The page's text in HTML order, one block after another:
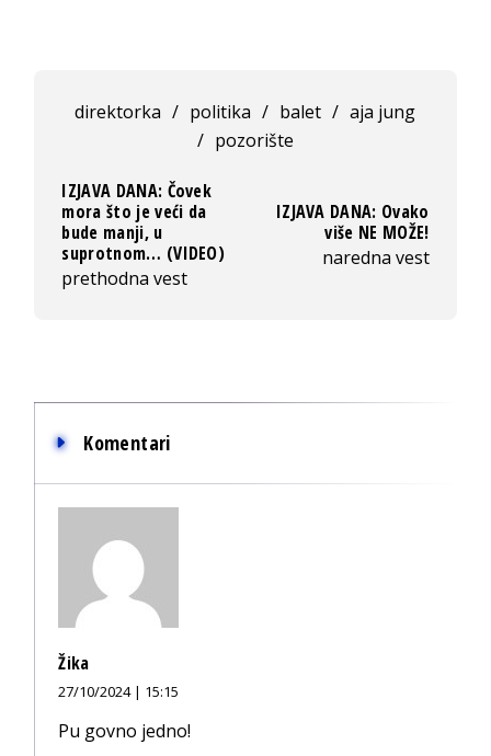
direktorka / politika / balet / aja jung
/ pozorište
IZJAVA DANA: Čovek
mora što je veći da
bude manji, u
suprotnom… (VIDEO)
prethodna vest
IZJAVA DANA: Ovako
više NE MOŽE!
naredna vest
Komentari
Žika
27/10/2024 | 15:15
Pu govno jedno!